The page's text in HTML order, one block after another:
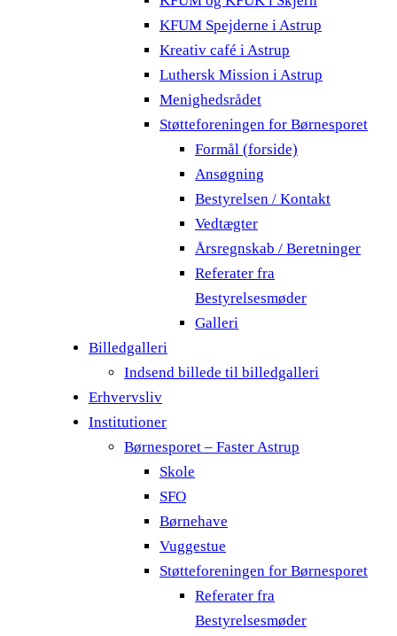
KFUM Spejderne i Astrup
Kreativ café i Astrup
Luthersk Mission i Astrup
Menighedsrådet
Støtteforeningen for Børnesporet
Formål (forside)
Ansøgning
Bestyrelsen / Kontakt
Vedtægter
Årsregnskab / Beretninger
Referater fra
Bestyrelsesmøder
Galleri
Billedgalleri
Indsend billede til billedgalleri
Erhvervsliv
Institutioner
Børnesporet – Faster Astrup
Skole
SFO
Børnehave
Vuggestue
Støtteforeningen for Børnesporet
Referater fra
Bestyrelsesmøder